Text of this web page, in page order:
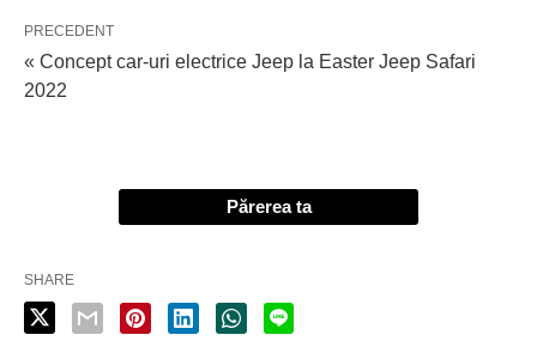
PRECEDENT
« Concept car-uri electrice Jeep la Easter Jeep Safari
2022
Părerea ta
SHARE